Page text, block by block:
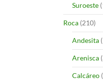
Suroeste
Roca (210)
Andesita
Arenisca
Calcáreo